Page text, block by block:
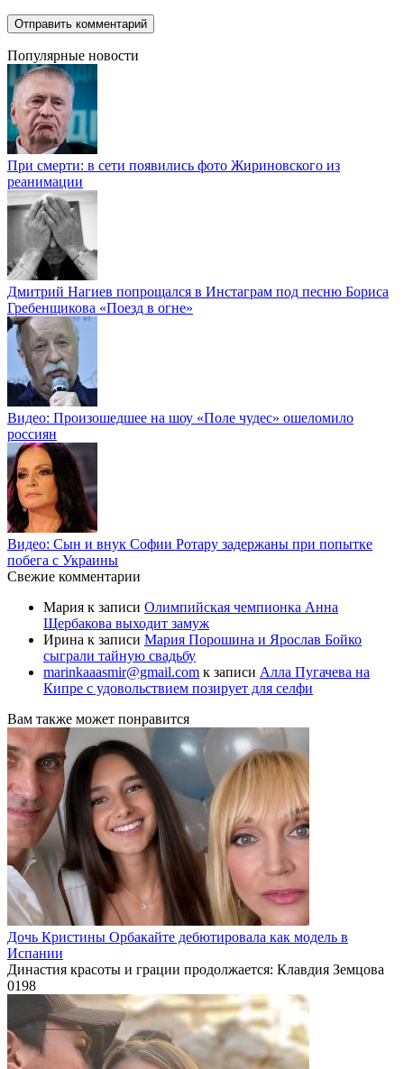
Популярные новости
При смерти: в сети появились фото Жириновского из
реанимации
Дмитрий Нагиев попрощался в Инстаграм под песню Бориса
Гребенщикова «Поезд в огне»
Видео: Произошедшее на шоу «Поле чудес» ошеломило
россиян
Видео: Сын и внук Софии Ротару задержаны при попытке
побега с Украины
Свежие комментарии
Мария к записи Олимпийская чемпионка Анна
Щербакова выходит замуж
Ирина к записи Мария Порошина и Ярослав Бойко
сыграли тайную свадьбу
marinkaaasmir@gmail.com к записи Алла Пугачева на
Кипре с удовольствием позирует для селфи
Вам также может понравится
Дочь Кристины Орбакайте дебютировала как модель в
Испании
Династия красоты и грации продолжается: Клавдия Земцова
0198